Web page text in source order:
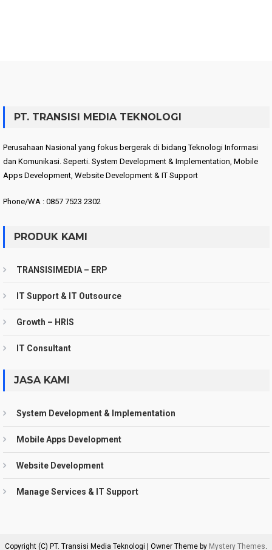
PT. TRANSISI MEDIA TEKNOLOGI
Perusahaan Nasional yang fokus bergerak di bidang Teknologi Informasi
dan Komunikasi. Seperti. System Development & Implementation, Mobile
Apps Development, Website Development & IT Support
Phone/WA : 0857 7523 2302
PRODUK KAMI
TRANSISIMEDIA – ERP
IT Support & IT Outsource
Growth – HRIS
IT Consultant
JASA KAMI
System Development & Implementation
Mobile Apps Development
Website Development
Manage Services & IT Support
Copyright (C) PT. Transisi Media Teknologi Owner Theme by Mystery Themes.